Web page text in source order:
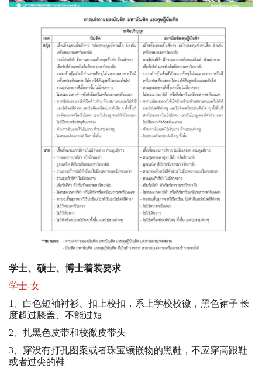
学士、硕士、博士着装要求
学士-女
1、白色短袖衬衫、扣上校扣，系上学校校徽，黑色裙子 长
度超过膝盖、不能过短
2、扎黑色皮带和校徽皮带头
3、穿没有打孔图案或者珠宝镶嵌物的黑鞋，不应穿高跟鞋
或者过尖的鞋